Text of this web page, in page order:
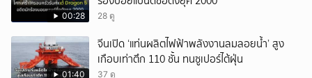
00:28 28 ดู
01:40
จีนเปิด ‘แท่นผลิตไฟฟ้าพลังงานลมลอยน้ำ’ สูง
เกือบเท่าตึก 110 ชั้น ทนซูเปอร์ไต้ฝุ่น
37 ดู